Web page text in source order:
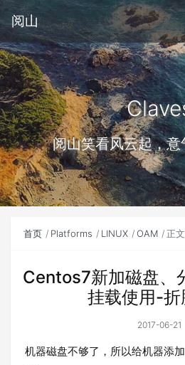
阅山
阅山笑看风云起，
首页 Platforms LINUX OAM 正文
Centos7新加磁盘、
挂载使用-折
2017-06-21
机器磁盘不够了，所以给机器添